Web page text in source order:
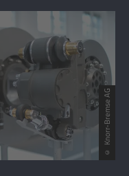
© Knorr-Bremse AG